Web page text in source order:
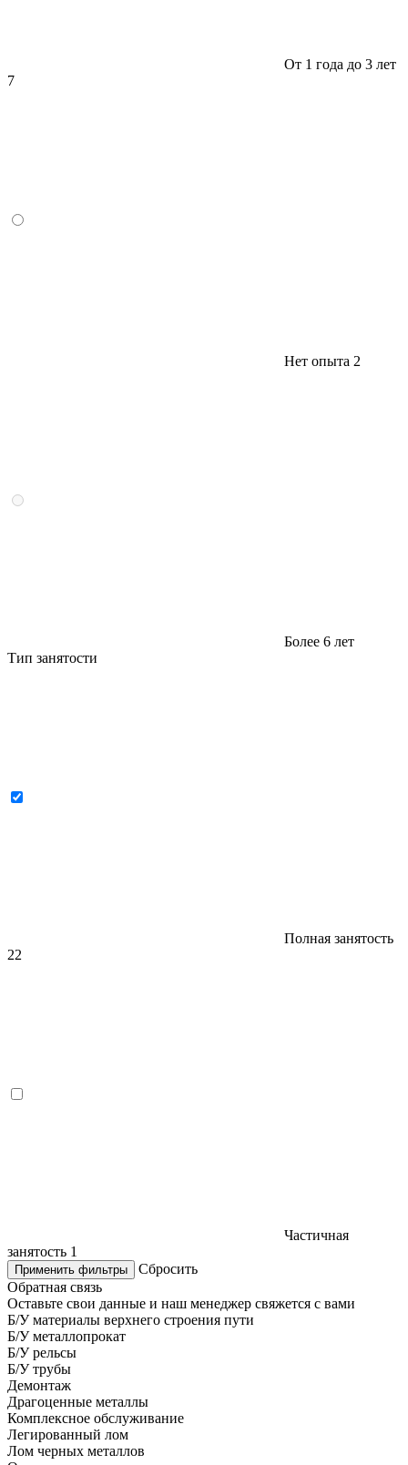
От 1 года до 3 лет
7
Нет опыта 2
Более 6 лет
Тип занятости
Полная занятость
22
Частичная
занятость 1
Применить фильтры
Сбросить
Обратная связь
Оставьте свои данные и наш менеджер свяжется с вами
Б/У материалы верхнего строения пути
Б/У металлопрокат
Б/У рельсы
Б/У трубы
Демонтаж
Драгоценные металлы
Комплексное обслуживание
Легированный лом
Лом черных металлов